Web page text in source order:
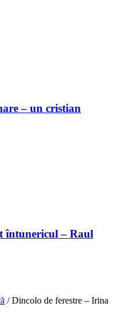
– un cristian
întunericul – Raul
/ Dincolo de ferestre – Irina